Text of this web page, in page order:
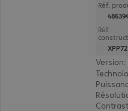
Réf.
Réf.
Version: